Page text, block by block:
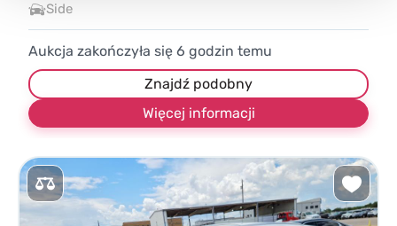
Side
Aukcja zakończyła się 6 godzin temu
Znajdź podobny
Więcej informacji